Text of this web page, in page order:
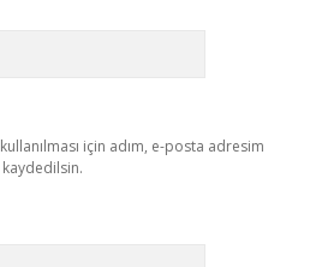
için adım, e-posta adresim
kaydedilsin.